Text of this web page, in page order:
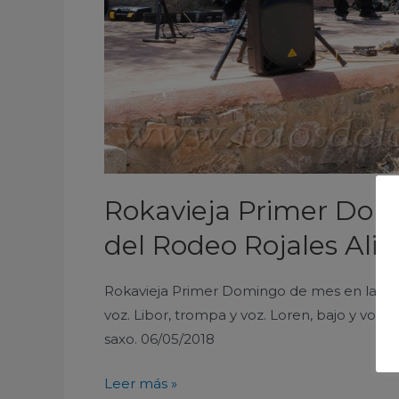
Rokavieja Primer
del Rodeo Rojales
Rokavieja Primer Domingo de mes en las
voz. Libor, trompa y voz. Loren, bajo y voz.
saxo. 06/05/2018
Leer más »